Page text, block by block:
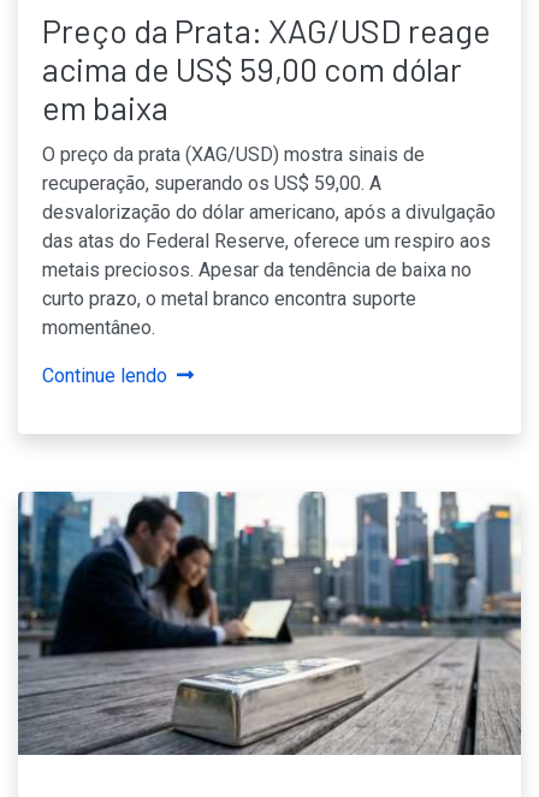
Preço da Prata: XAG/USD reage
acima de US$ 59,00 com dólar
em baixa
O preço da prata (XAG/USD) mostra sinais de
recuperação, superando os US$ 59,00. A
desvalorização do dólar americano, após a divulgação
das atas do Federal Reserve, oferece um respiro aos
metais preciosos. Apesar da tendência de baixa no
curto prazo, o metal branco encontra suporte
momentâneo.
Continue lendo